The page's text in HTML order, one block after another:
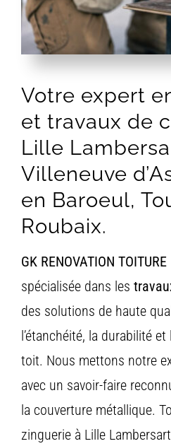
Votre expert
et travaux de
Lille
Villeneuve
en Baroeul,
Roubaix.
GK RENOVATION TOITURE
spécialisée dans les
des solutions de haute
l’étanchéité, la durabilité et
toit. Nous mettons notre
avec un savoir-faire
la couverture métallique.
zinguerie à Lille